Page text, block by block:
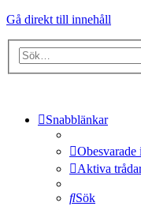
Gå direkt till innehåll
Snabblänkar
Obesvarade
Aktiva
Sök